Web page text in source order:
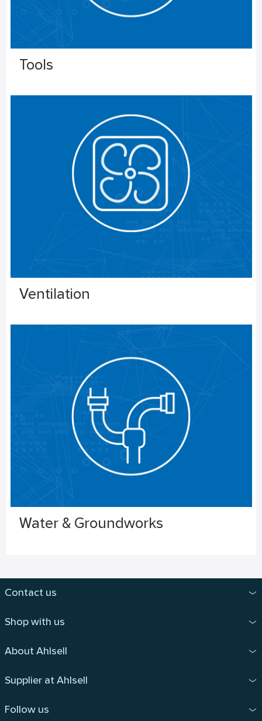
Tools
Ventilation
Water & Groundworks
Contact us
Shop with us
About Ahlsell
Supplier at Ahlsell
Follow us